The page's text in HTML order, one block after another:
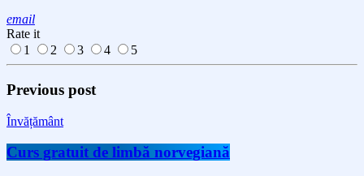
email
Rate it
1
2 3 4 5
Previous post
Învățământ
Curs gratuit de limbă norvegiană